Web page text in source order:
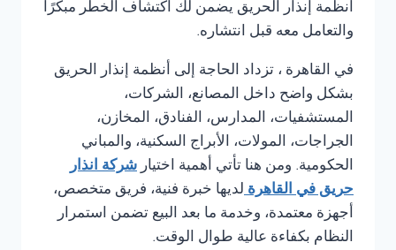
أنظمة إنذار الحريق يضمن لك اكتشاف الخطر مبكرًا
والتعامل معه قبل انتشاره.
في القاهرة ، تزداد الحاجة إلى أنظمة إنذار الحريق
بشكل واضح داخل المصانع، الشركات،
المستشفيات، المدارس، الفنادق، المخازن،
الجراجات، المولات، الأبراج السكنية، والمباني
الحكومية. ومن هنا تأتي أهمية اختيار شركة انذار
حريق في القاهرةلديها خبرة فنية، فريق متخصص،
أجهزة معتمدة، وخدمة ما بعد البيع تضمن استمرار
النظام بكفاءة عالية طوال الوقت.